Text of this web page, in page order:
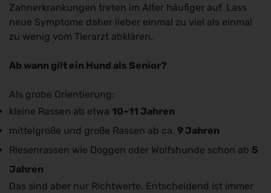
Zahnerkrankungen treten im Alter häufiger auf. Lass
neue Symptome daher lieber einmal zu viel als einmal
zu wenig vom Tierarzt abklären.
Ab wann gilt ein Hund als Senior?
Als grobe Orientierung:
kleine Rassen ab etwa 10–11 Jahren
mittelgroße und große Rassen ab ca. 9 Jahren
Riesenrassen wie Doggen oder Wolfshunde schon ab 5
Jahren
Das sind aber nur Richtwerte. Entscheidend ist immer